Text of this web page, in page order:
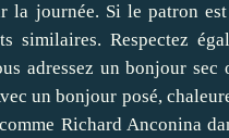
journée. Si le patron
similaires. Respectez
adressez un bonjour
un bonjour posé,
Richard Anconina